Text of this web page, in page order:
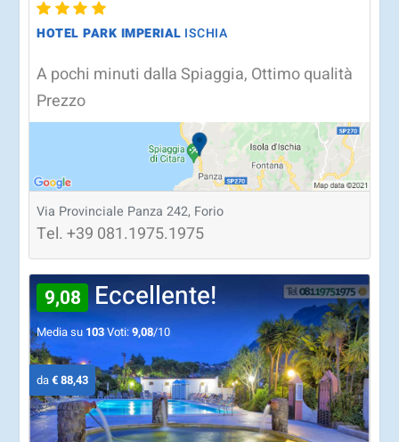
HOTEL PARK IMPERIAL ISCHIA
A pochi minuti dalla Spiaggia, Ottimo qualità
Prezzo
Via Provinciale Panza 242, Forio
Tel.+39 081.1975.1975
9,08 Eccellente!
Media su 103Voti:9,08/10
da€ 88,43